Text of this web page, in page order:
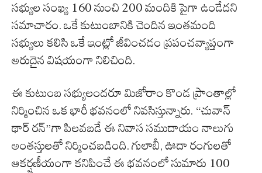
సభ్యుల సంఖ్య 160 నుంచి 200 మందికి పైగా ఉండేదని
సమాచారం. ఒకే కుటుంబానికి చెందిన ఇంతమంది
సభ్యులు కలిసి ఒకే ఇంట్లో జీవించడం ప్రపంచవ్యాప్తంగా
అరుదైన విషయంగా నిలిచింది.
ఈ కుటుంబ సభ్యులందరూ మిజోరాం కొండ ప్రాంతాల్లో
నిర్మించిన ఒక భారీ భవనంలో నివసిస్తున్నారు. “చువాన్
థార్ రన్”గా పిలవబడే ఈ నివాస సముదాయం నాలుగు
అంతస్తులతో నిర్మించబడింది. గులాబీ, ఊదా రంగులతో
ఆకర్షణీయంగా కనిపించే ఈ భవనంలో సుమారు 100